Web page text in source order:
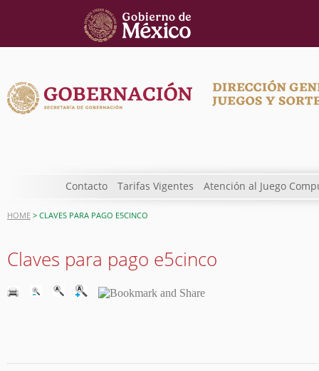
Contacto Tarifas Vigentes Atención al Juego
HOME > CLAVES PARA PAGO E5CINCO
Claves para pago e5cinco